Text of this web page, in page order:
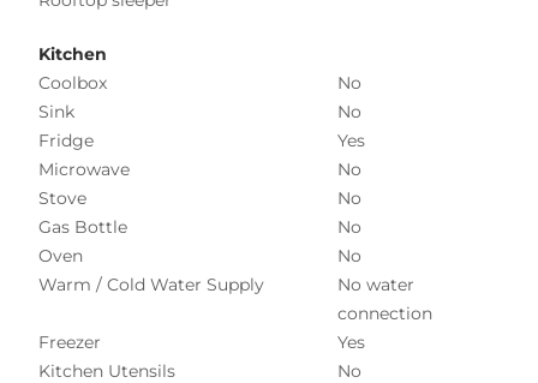
Kitchen
Coolbox
No
Sink
No
Fridge
Yes
Microwave
No
Stove
No
Gas Bottle
No
Oven
No
Warm / Cold Water Supply
No water
connection
Freezer
Yes
Kitchen Utensils
No